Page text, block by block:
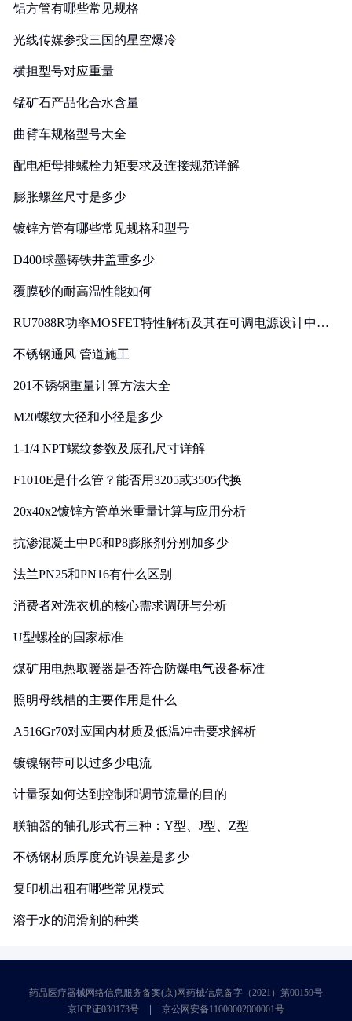
铝方管有哪些常见规格
光线传媒参投三国的星空爆冷
横担型号对应重量
锰矿石产品化合水含量
曲臂车规格型号大全
配电柜母排螺栓力矩要求及连接规范详解
膨胀螺丝尺寸是多少
镀锌方管有哪些常见规格和型号
D400球墨铸铁井盖重多少
覆膜砂的耐高温性能如何
RU7088R功率MOSFET特性解析及其在可调电源设计中的
不锈钢通风 管道施工
201不锈钢重量计算方法大全
M20螺纹大径和小径是多少
1-1/4 NPT螺纹参数及底孔尺寸详解
F1010E是什么管？能否用3205或3505代换
20x40x2镀锌方管单米重量计算与应用分析
抗渗混凝土中P6和P8膨胀剂分别加多少
法兰PN25和PN16有什么区别
消费者对洗衣机的核心需求调研与分析
U型螺栓的国家标准
煤矿用电热取暖器是否符合防爆电气设备标准
照明母线槽的主要作用是什么
A516Gr70对应国内材质及低温冲击要求解析
镀镍钢带可以过多少电流
计量泵如何达到控制和调节流量的目的
联轴器的轴孔形式有三种：Y型、J型、Z型
不锈钢材质厚度允许误差是多少
复印机出租有哪些常见模式
溶于水的润滑剂的种类
药品医疗器械网络信息服务备案(京)网药械信息备字（2021）第00159号
京ICP证030173号
京公网安备11000002000001号